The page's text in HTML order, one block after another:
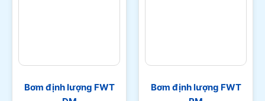
Bơm định lượng FWT
Bơm định lượng FWT